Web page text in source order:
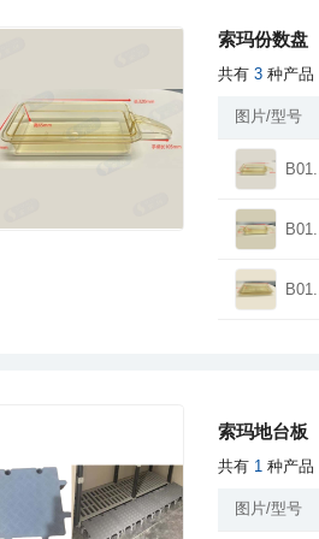
索玛份数盘
共有 3 种产品
图片/型号
索玛地台板
共有 1 种产品
图片/型号